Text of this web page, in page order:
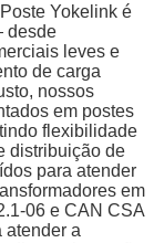
Yokelink é
desde
leves e
de carga
nossos
em postes
flexibilidade
distribuição de
para atender
em
06 e CAN CSA
atender a